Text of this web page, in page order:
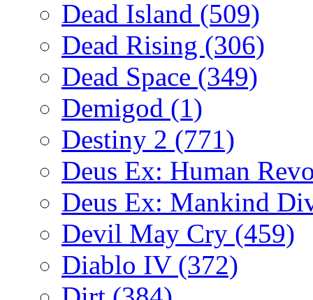
Dead Island (509)
Dead Rising (306)
Dead Space (349)
Demigod (1)
Destiny 2 (771)
Deus Ex: Human
Deus Ex: Mankind
Devil May Cry (459)
Diablo IV (372)